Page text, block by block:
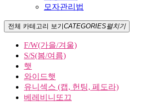
모자관리법
전체 카테고리 보기CATEGORIES펼치기
F/W(가을/겨울)
S/S(봄/여름)
햇
와이드햇
유니섹스 (캡, 헌팅, 페도라)
베레비니또끄